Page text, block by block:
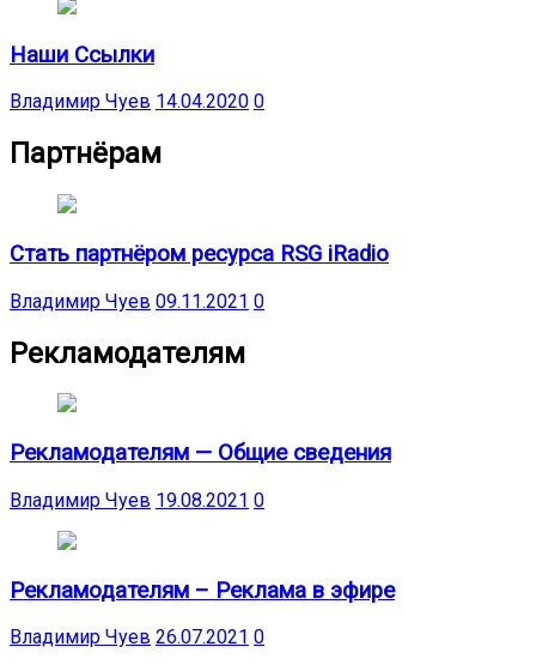
Наши Ссылки
Владимир Чуев 14.04.2020 0
Партнёрам
Стать партнёром ресурса RSG iRadio
Владимир Чуев 09.11.2021 0
Рекламодателям
Рекламодателям — Общие сведения
Владимир Чуев 19.08.2021 0
Рекламодателям – Реклама в эфире
Владимир Чуев 26.07.2021 0